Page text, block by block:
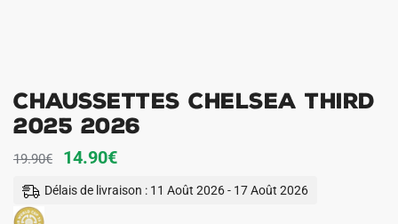
Chaussettes Chelsea Third
2025 2026
19.90€
Le
prix
14.90€Le
prix
Délais de livraison : 11 Août 2026 - 17 Août 2026